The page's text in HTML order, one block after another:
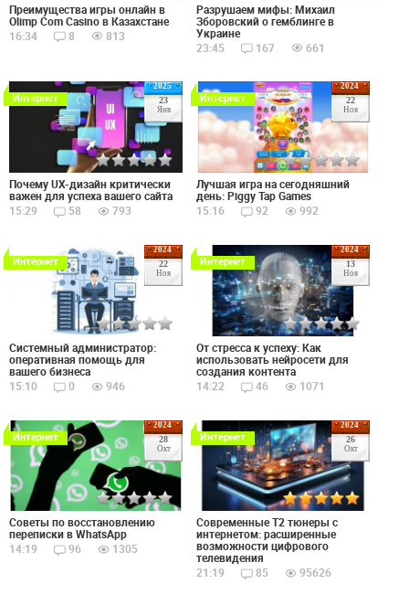
Преимущества игры онлайн в
Olimp Com Casino в Казахстане
16:34
8 813
Разрушаем мифы: Михаил
Зборовский о гемблинге в
Украине
23:45
167 661
2025
23
Янв
Интернет
Почему UX-дизайн критически
важен для успеха вашего сайта
15:29
58 793
2024
22
Ноя
Интернет
Лучшая игра на сегодняшний
день: Piggy Tap Games
15:16
92 992
2024
22
Ноя
Интернет
Системный администратор:
оперативная помощь для
вашего бизнеса
15:10
0 946
2024
13
Ноя
Интернет
От стресса к успеху: Как
использовать нейросети для
создания контента
14:22
46 1071
2024
28
Окт
Интернет
Советы по восстановлению
переписки в WhatsApp
14:19
96 1305
2024
26
Окт
Интернет
Современные Т2 тюнеры с
интернетом: расширенные
возможности цифрового
телевидения
21:19
85 95626